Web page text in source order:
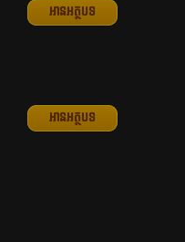
អានអត្ថបទ
អានអត្ថបទ